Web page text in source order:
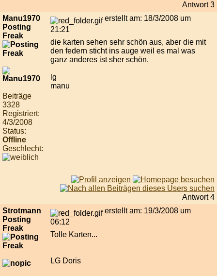
Antwort 3
Manu1970
Posting
Freak
Beiträge
3328
Registriert:
4/3/2008
Status:
Offline
Geschlecht:
erstellt am: 18/3/2008 um
21:21
die karten sehen sehr schön aus, aber die mit
den federn sticht ins auge weil es mal was
ganz anderes ist sher schön.
lg
manu
Antwort 4
Strotmann
Posting
Freak
erstellt am: 19/3/2008 um
06:12
Tolle Karten...
LG Doris